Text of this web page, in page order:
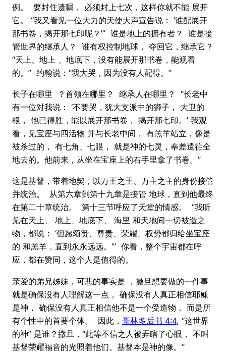
例。 要封住遗嘱， 必须封上七次，这样你就不能 展开
它。 “我又看见一位大力的天使大声宣告说： ‘谁配展开
那书卷，揭开那七印呢？’” 谁是地上的拥有者？ 谁是接
管世界的继承人？ 谁有权控制​​地球， 夺回它，继承它？
“天上、地上 、地底下，没有能展开那书卷，能观看
的。” 约翰说：“我大哭，因为没有人配得。”
长子在哪里 ？首领在哪里？ 继承人在哪里？ “长老中
有一位对我说： ‘不要哭，犹大支派中的狮子， 大卫的
根， 他已得胜，能以展开那书卷， 揭开那七印。’ 我观
看，见宝座与四活物 并与长老中间， 有羔羊站立，像是
被杀过的， 有七角、七眼， 就是神的七灵，奉差遣往全
地去的。他前来，从坐在宝座上的右手里拿了书卷。”
这是基督，带着地契，以万王之王、万主之主的身份接管
并统治。 从第六章到第十九章是接管 地球，直到他最终
在第二十章统治。 第十三节呼应了天堂的情感。 “我听
见在天上、 地上、地底下、 海里 和天地间一切被造之
物，都说： ‘但愿颂赞、尊贵、荣耀、权势都归给坐宝座
的 和羔羊，直到永永远远。’” 你看，整个宇宙都在呼
应，都在赞同，这个人是值得的。
亲爱的弟兄姊妹，可悲的事实是 ，撒旦想要做的一件事
就是确保没有人理解这一点， 确保没有人真正相信耶稣
是神， 确保没有人真正相信他不是一个受造物， 而是所
有个性中的首要个体。 因此， 哥林多后书 4:4, “这世界
的神” 是谁？撒旦，“此等不信之人被弄瞎了心眼， 不叫
基督荣耀福音的光照着他们。基督本是神的像。”